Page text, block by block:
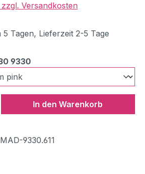
Versandkosten
Tagen, Lieferzeit 2-5 Tage
9330auswählen
Gib den
In den Warenkorb
MAD-9330.611